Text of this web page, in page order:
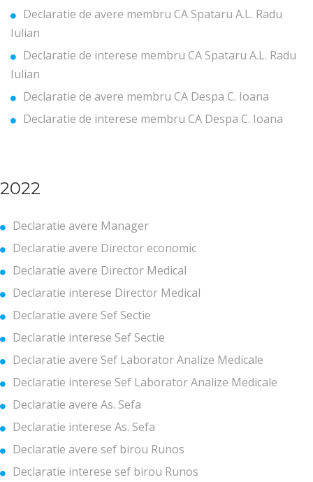
Declaratie de avere membru CA Spataru A.L. Radu
Iulian
Declaratie de interese membru CA Spataru A.L. Radu
Iulian
Declaratie de avere membru CA Despa C. Ioana
Declaratie de interese membru CA Despa C. Ioana
2022
Declaratie avere Manager
Declaratie avere Director economic
Declaratie avere Director Medical
Declaratie interese Director Medical
Declaratie avere Sef Sectie
Declaratie interese Sef Sectie
Declaratie avere Sef Laborator Analize Medicale
Declaratie interese Sef Laborator Analize Medicale
Declaratie avere As. Sefa
Declaratie interese As. Sefa
Declaratie avere sef birou Runos
Declaratie interese sef birou Runos